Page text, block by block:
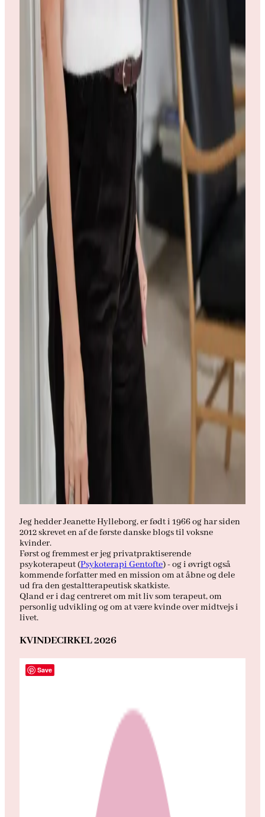
Jeg hedder Jeanette Hylleborg, er født i 1966 og har siden
2012 skrevet en af de første danske blogs til voksne
kvinder.
Først og fremmest er jeg privatpraktiserende
psykoterapeut (Psykoterapi Gentofte) - og i øvrigt også
kommende forfatter med en mission om at åbne og dele
ud fra den gestaltterapeutisk skatkiste.
Qland er i dag centreret om mit liv som terapeut, om
personlig udvikling og om at være kvinde over midtvejs i
livet.
KVINDECIRKEL 2026
Save